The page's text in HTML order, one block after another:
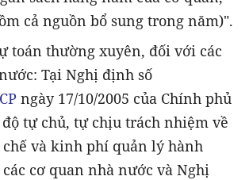
cả nguồn bổ sung trong năm)".
toán thường xuyên, đối với các
Tại Nghị định số
ngày 17/10/2005 của Chính phủ
tự chủ, tự chịu trách nhiệm về
và kinh phí quản lý hành
cơ quan nhà nước và Nghị